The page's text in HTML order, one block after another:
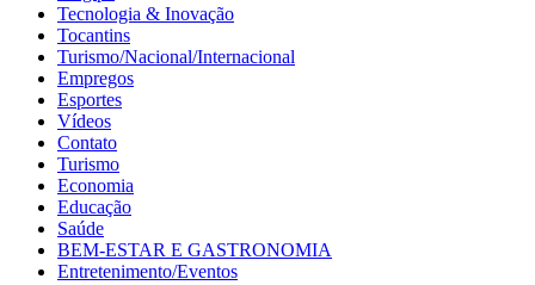
Tecnologia & Inovação
Tocantins
Turismo/Nacional/Internacional
Empregos
Esportes
Vídeos
Contato
Turismo
Economia
Educação
Saúde
BEM-ESTAR E GASTRONOMIA
Entretenimento/Eventos